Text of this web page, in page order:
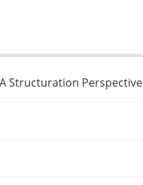
Structuration Perspective